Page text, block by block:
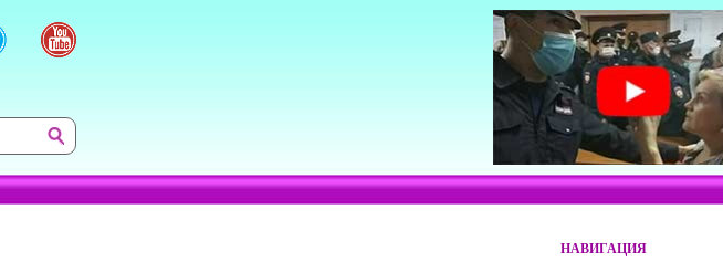
НАВИГАЦИЯ